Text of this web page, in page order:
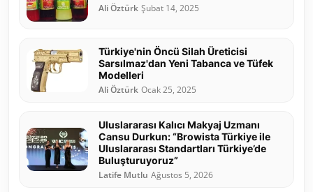
Ali Öztürk Şubat 14, 2025
Türkiye'nin Öncü Silah Üreticisi
Sarsılmaz'dan Yeni Tabanca ve Tüfek
Modelleri
Ali Öztürk Ocak 25, 2025
Uluslararası Kalıcı Makyaj Uzmanı
Cansu Durkun: “Browista Türkiye ile
Uluslararası Standartları Türkiye’de
Buluşturuyoruz”
Latife Mutlu Ağustos 5, 2026